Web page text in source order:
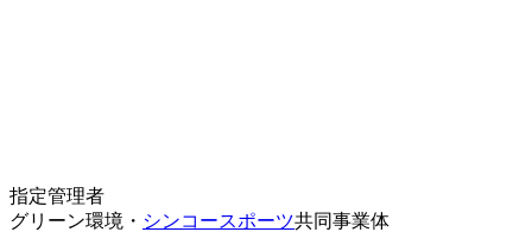
指定管理者
グリーン環境・ シンコースポーツ共同事業体